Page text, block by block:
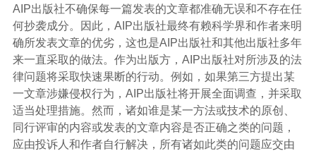
AIP出版社不确保每一篇发表的文章都准确无误和不存在任
何抄袭成分。因此，AIP出版社最终有赖科学界和作者来明
确所发表文章的优劣，这也是AIP出版社和其他出版社多年
来一直采取的做法。作为出版方，AIP出版社对所涉及的法
律问题将采取快速果断的行动。例如，如果第三方提出某
一文章涉嫌侵权行为，AIP出版社将开展全面调查，并采取
适当处理措施。然而，诸如谁是某一方法或技术的原创、
同行评审的内容或发表的文章内容是否正确之类的问题，
应由投诉人和作者自行解决，所有诸如此类的问题应交由